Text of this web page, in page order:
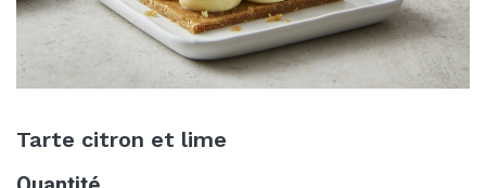
Tarte citron et lime